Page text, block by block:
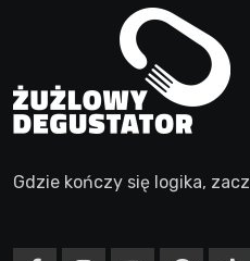
Gdzie kończy się logika,